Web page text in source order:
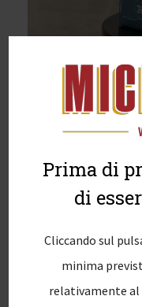
Prima di
di
Cliccando sul
minima
relativamente al
Vino